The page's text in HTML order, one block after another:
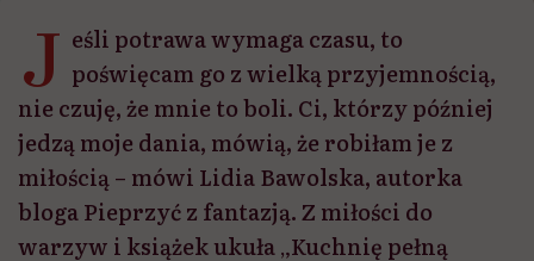
J eśli potrawa wymaga czasu, to
poświęcam go z wielką przyjemnością,
nie czuję, że mnie to boli. Ci, którzy później
jedzą moje dania, mówią, że robiłam je z
miłością – mówi Lidia Bawolska, autorka
bloga Pieprzyć z fantazją. Z miłości do
warzyw i książek ukuła „Kuchnię pełną